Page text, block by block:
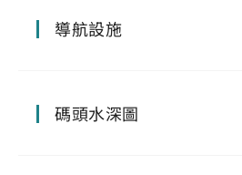
導航設施
碼頭水深圖